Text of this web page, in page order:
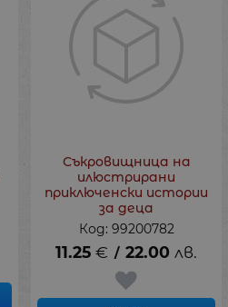
Съкровищница на
илюстрирани
приключенски истории
за деца
Код: 99200782
11.25 € / 22.00 лв.